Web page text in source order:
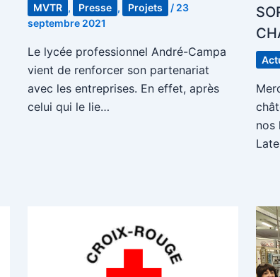
MVTR , Presse , Projets / 23
septembre 2021
Le lycée professionnel André-Campa
vient de renforcer son partenariat
avec les entreprises. En effet, après
celui qui le lie…
nos